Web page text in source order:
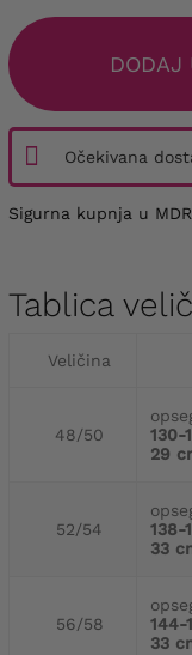
DODAJ
Očekivana
Sigurna kupnja u
Tablica
Veličina
48/50
130-
29
52/54
138-
33
56/58
144-
33